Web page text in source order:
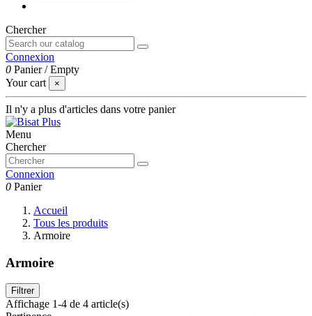
Chercher
Connexion
0 Panier /Empty
Your cart
×
Il n'y a plus d'articles dans votre panier
Menu
Chercher
Connexion
0 Panier
Accueil
Tous les produits
Armoire
Armoire
Filtrer
Affichage 1-4 de 4 article(s)